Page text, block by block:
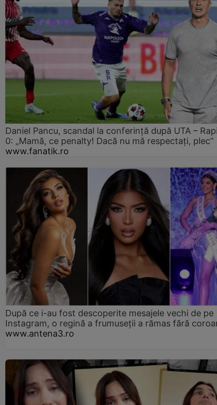
Daniel Pancu, scandal la conferință după UTA –
0: „Mamă, ce penalty! Dacă nu mă respectați, plec”
www.fanatik.ro
După ce i-au fost descoperite mesajele vechi de pe
Instagram, o regină a frumuseții a rămas fără
www.antena3.ro